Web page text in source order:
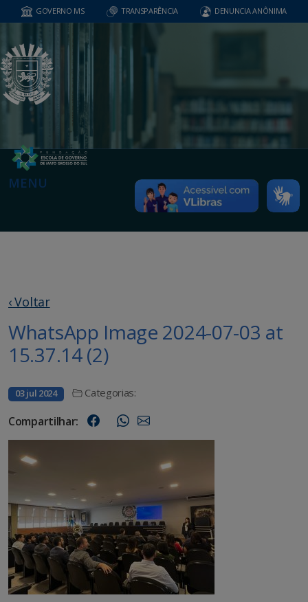
GOVERNO MS TRANSPARÊNCIA DENUNCIA ANÔNIMA
MENU
‹ Voltar
WhatsApp Image 2024-07-03 at
15.37.14 (2)
03 jul 2024 Categorias:
Compartilhar: